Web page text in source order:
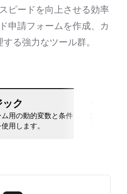
ピードを向上させる効率
申請フォームを作成、カ
る強力なツール群。
ク
用の動的変数と条件
用します。